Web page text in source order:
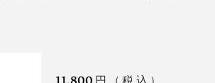
円（税込）